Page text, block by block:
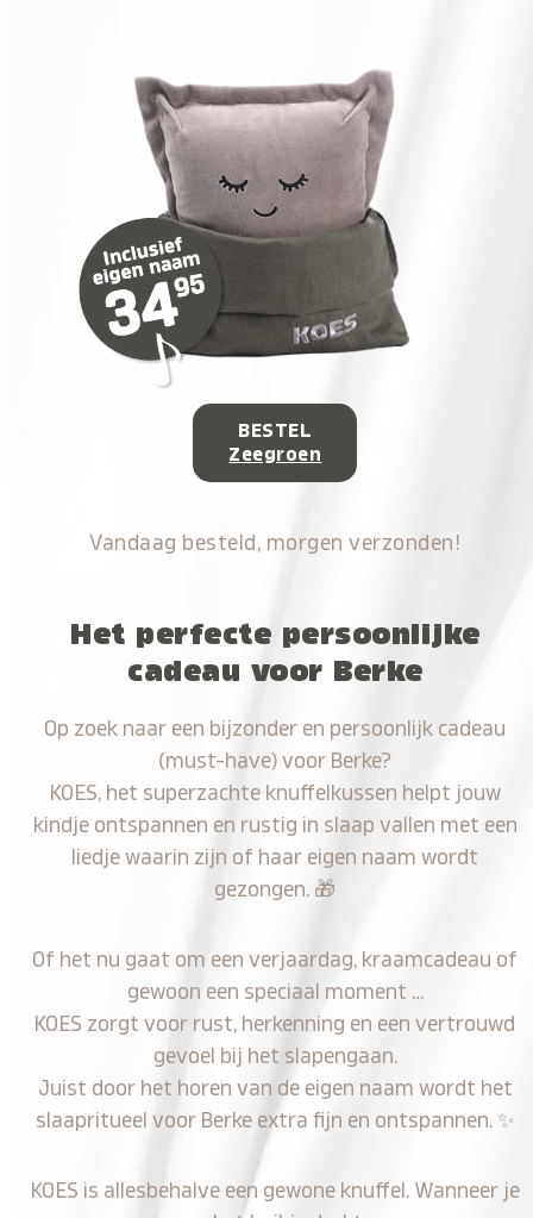
BESTEL
Zeegroen
Vandaag besteld, morgen verzonden!
Het perfecte persoonlijke
cadeau voor Berke
Op zoek naar een bijzonder en persoonlijk cadeau
(must-have) voor Berke?
KOES, het superzachte knuffelkussen helpt jouw
kindje ontspannen en rustig in slaap vallen met een
liedje waarin zijn of haar eigen naam wordt
gezongen. 🎁
Of het nu gaat om een verjaardag, kraamcadeau of
gewoon een speciaal moment …
KOES zorgt voor rust, herkenning en een vertrouwd
gevoel bij het slapengaan.
Juist door het horen van de eigen naam wordt het
slaapritueel voor Berke extra fijn en ontspannen. ✨
KOES is allesbehalve een gewone knuffel. Wanneer je